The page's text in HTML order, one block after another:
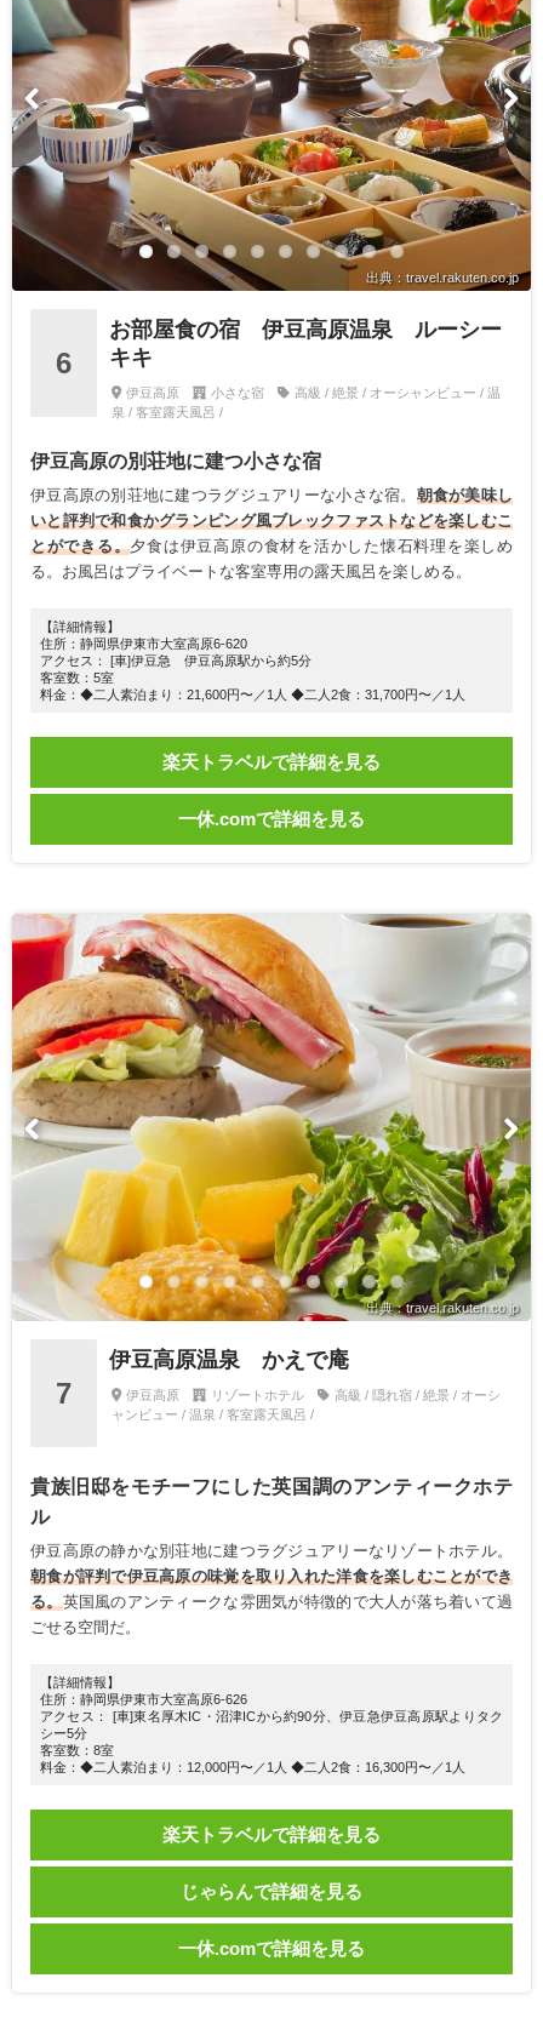
出典：travel.rakuten.co.jp
6
お部屋食の宿 伊豆高原温泉 ルーシー
キキ
伊豆高原 小さな宿
高級 / 絶景 / オーシャンビュー / 温
泉 / 客室露天風呂 /
伊豆高原の別荘地に建つ小さな宿
伊豆高原の別荘地に建つラグジュアリーな小さな宿。 朝食が美味し
いと評判で和食かグランピング風ブレックファストなどを楽しむこ
とができる。夕食は伊豆高原の食材を活かした懐石料理を楽しめ
る。お風呂はプライベートな客室専用の露天風呂を楽しめる。
【詳細情報】
住所：静岡県伊東市大室高原6-620
アクセス： [車]伊豆急 伊豆高原駅から約5分
客室数：5室
料金：◆二人素泊まり：21,600円〜／1人 ◆二人2食：31,700円〜／1人
楽天トラベルで詳細を見る
一休.comで詳細を見る
出典：travel.rakuten.co.jp
7
伊豆高原温泉 かえで庵
伊豆高原 リゾートホテル
高級 / 隠れ宿 / 絶景 / オーシ
ャンビュー / 温泉 / 客室露天風呂 /
貴族旧邸をモチーフにした英国調のアンティークホテ
ル
伊豆高原の静かな別荘地に建つラグジュアリーなリゾートホテル。
朝食が評判で伊豆高原の味覚を取り入れた洋食を楽しむことができ
る。 英国風のアンティークな雰囲気が特徴的で大人が落ち着いて過
ごせる空間だ。
【詳細情報】
住所：静岡県伊東市大室高原6-626
アクセス： [車]東名厚木IC・沼津ICから約90分、伊豆急伊豆高原駅よりタク
シー5分
客室数：8室
料金：◆二人素泊まり：12,000円〜／1人 ◆二人2食：16,300円〜／1人
楽天トラベルで詳細を見る
じゃらんで詳細を見る
一休.comで詳細を見る